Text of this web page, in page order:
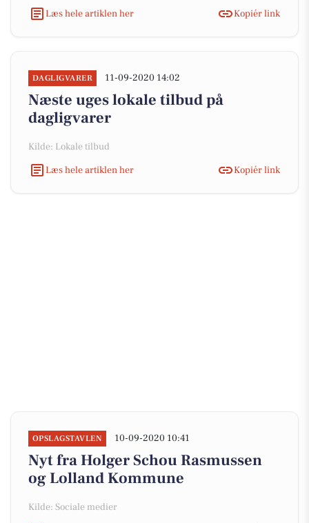
Læs hele artiklen her
Kopiér link
DAGLIGVARER 11-09-2020 14:02
Næste uges lokale tilbud på
dagligvarer
Kilde: Lokale tilbud
Læs hele artiklen her
Kopiér link
OPSLAGSTAVLEN 10-09-2020 10:41
Nyt fra Holger Schou Rasmussen
og Lolland Kommune
Kilde: Sociale medier